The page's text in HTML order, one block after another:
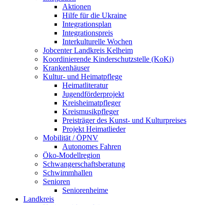
Aktionen
Hilfe für die Ukraine
Integrationsplan
Integrationspreis
Interkulturelle Wochen
Jobcenter Landkreis Kelheim
Koordinierende Kinderschutzstelle (KoKi)
Krankenhäuser
Kultur- und Heimatpflege
Heimatliteratur
Jugendförderprojekt
Kreisheimatpfleger
Kreismusikpfleger
Preisträger des Kunst- und Kulturpreises
Projekt Heimatlieder
Mobilität / ÖPNV
Autonomes Fahren
Öko-Modellregion
Schwangerschaftsberatung
Schwimmhallen
Senioren
Seniorenheime
Landkreis